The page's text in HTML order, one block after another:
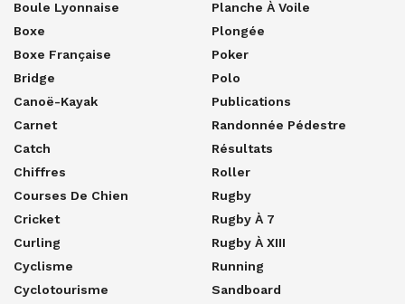
Boule Lyonnaise
Boxe
Boxe Française
Bridge
Canoë-Kayak
Carnet
Catch
Chiffres
Courses De Chien
Cricket
Curling
Cyclisme
Cyclotourisme
Planche À Voile
Plongée
Poker
Polo
Publications
Randonnée Pédestre
Résultats
Roller
Rugby
Rugby À 7
Rugby À XIII
Running
Sandboard